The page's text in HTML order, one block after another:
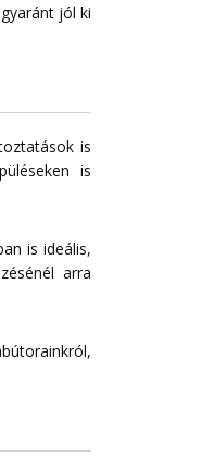
jól ki
is
is
is ideális,
arra